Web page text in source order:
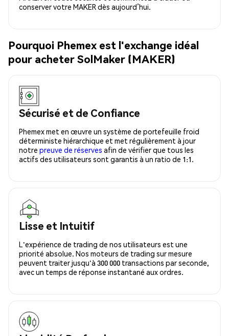
conserver votre MAKER dès aujourd’hui.
Pourquoi Phemex est l'exchange idéal
pour acheter SolMaker (MAKER)
Sécurisé et de Confiance
Phemex met en œuvre un système de portefeuille froid
déterministe hiérarchique et met régulièrement à jour
notre preuve de réserves afin de vérifier que tous les
actifs des utilisateurs sont garantis à un ratio de 1:1.
Lisse et Intuitif
L'expérience de trading de nos utilisateurs est une
priorité absolue. Nos moteurs de trading sur mesure
peuvent traiter jusqu'à 300 000 transactions par seconde,
avec un temps de réponse instantané aux ordres.